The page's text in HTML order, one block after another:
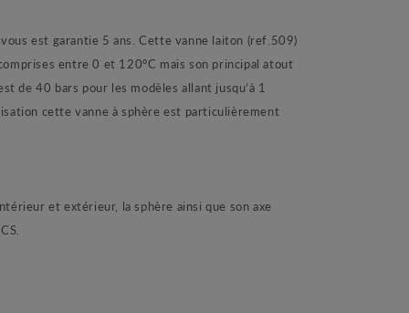
est garantie 5 ans. Cette vanne laiton (ref.509)
entre 0 et 120°C mais son principal atout
de 40 bars pour les modèles allant jusqu’à 1
cette vanne à sphère est particulièrement
et extérieur, la sphère ainsi que son axe